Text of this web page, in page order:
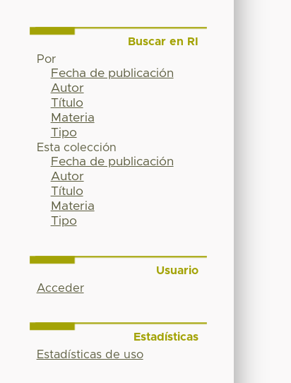
Buscar en RI
Por
Fecha de publicación
Autor
Título
Materia
Tipo
Esta colección
Fecha de publicación
Autor
Título
Materia
Tipo
Usuario
Acceder
Estadísticas
Estadísticas de uso